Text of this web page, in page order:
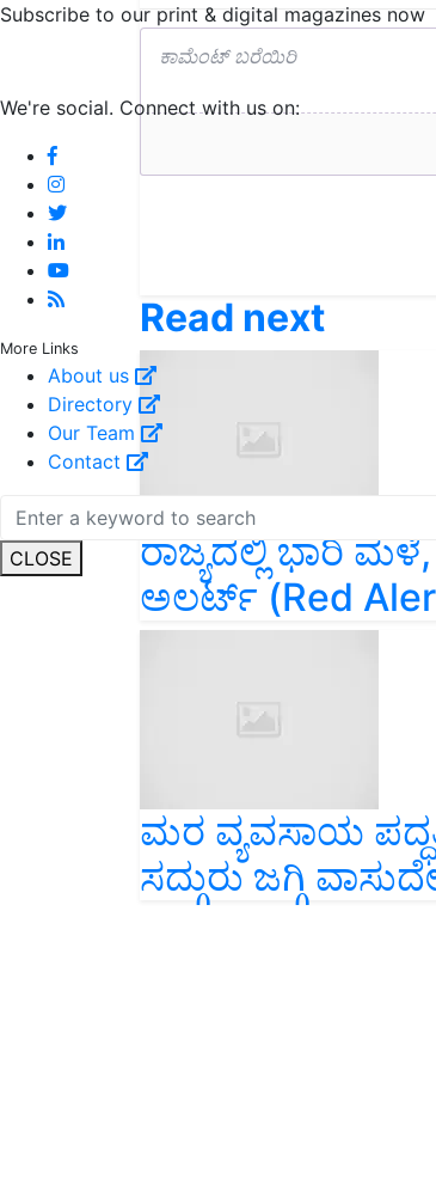
Subscribe to our print & digital magazines now
We're social. Connect with us on:
More Links
About us
Directory
Our Team
Contact
CLOSE
Read next
ರಾಜ್ಯದಲ್ಲಿ ಭಾರಿ
ಅಲರ್ಟ್ (Red
ಮರ ವ್ಯವಸಾಯ
ಸದ್ಗುರು ಜಗ್ಗಿ